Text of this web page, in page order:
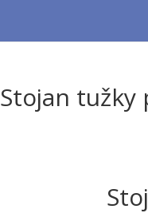
Stojan tužky